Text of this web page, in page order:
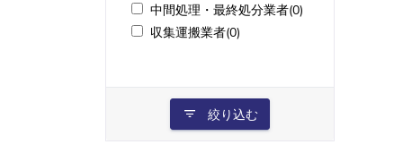
中間処理・最終処分業者(0)
収集運搬業者(0)
絞り込む